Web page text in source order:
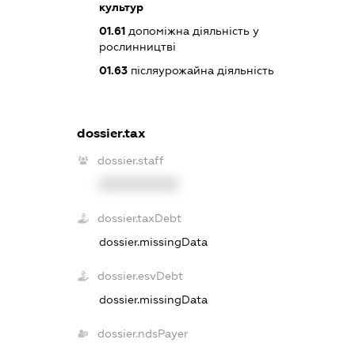
культур
01.61допоміжна діяльність у
рослинництві
01.63післяурожайна діяльність
dossier.tax
dossier.staff
dossier.taxDebt
dossier.missingData
dossier.esvDebt
dossier.missingData
dossier.ndsPayer